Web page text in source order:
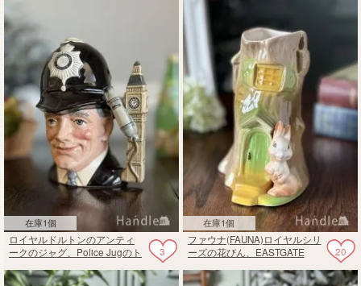
在庫1個
3
ロイヤルドルトンのアンティ
ークのジャグ、Police Jugのト
在庫1個
20
ファウナ(FAUNA)ロイヤルシリ
ーズの花びん、EASTGATE
ーベース